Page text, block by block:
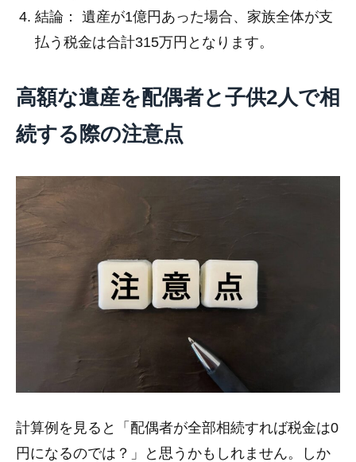
結論： 遺産が1億円あった場合、家族全体が支
払う税金は合計315万円となります。
高額な遺産を配偶者と子供2人で相
続する際の注意点
計算例を見ると「配偶者が全部相続すれば税金は0
円になるのでは？」と思うかもしれません。しか